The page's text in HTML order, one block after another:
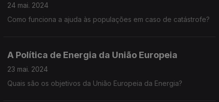
24 mai. 2024
Como funciona a ajuda às populações em caso de catástrofe?
A Política de Energia da União Europeia
23 mai. 2024
Quais são os objetivos da União Europeia da Energia?